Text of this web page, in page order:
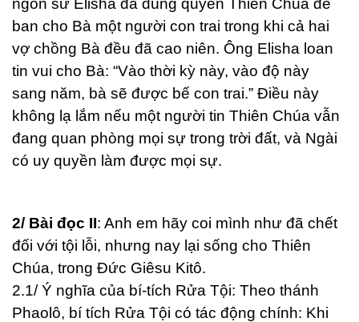
ban cho Bà một người con trai trong khi cả hai
vợ chồng Bà đều đã cao niên. Ông Elisha loan
tin vui cho Bà: “Vào thời kỳ này, vào độ này
sang năm, bà sẽ được bế con trai.” Điều này
không lạ lắm nếu một người tin Thiên Chúa vẫn
đang quan phòng mọi sự trong trời đất, và Ngài
có uy quyền làm được mọi sự.
2/ Bài đọc II: Anh em hãy coi mình như đã chết
đối với tội lỗi, nhưng nay lại sống cho Thiên
Chúa, trong Đức Giêsu Kitô.
2.1/ Ý nghĩa của bí-tích Rửa Tội: Theo thánh
Phaolô, bí tích Rửa Tội có tác động chính: Khi